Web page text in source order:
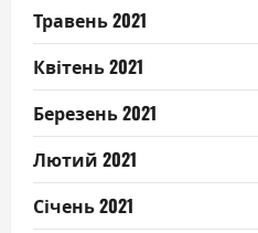
Травень 2021
Квітень 2021
Березень 2021
Лютий 2021
Січень 2021